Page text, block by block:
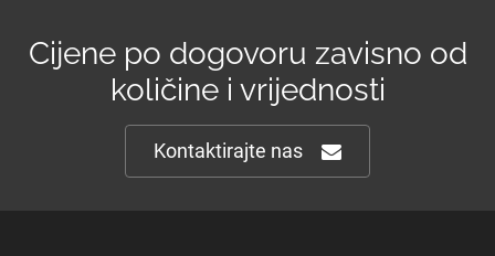
Cijene po dogovoru zavisno od
količine i vrijednosti
Kontaktirajte nas